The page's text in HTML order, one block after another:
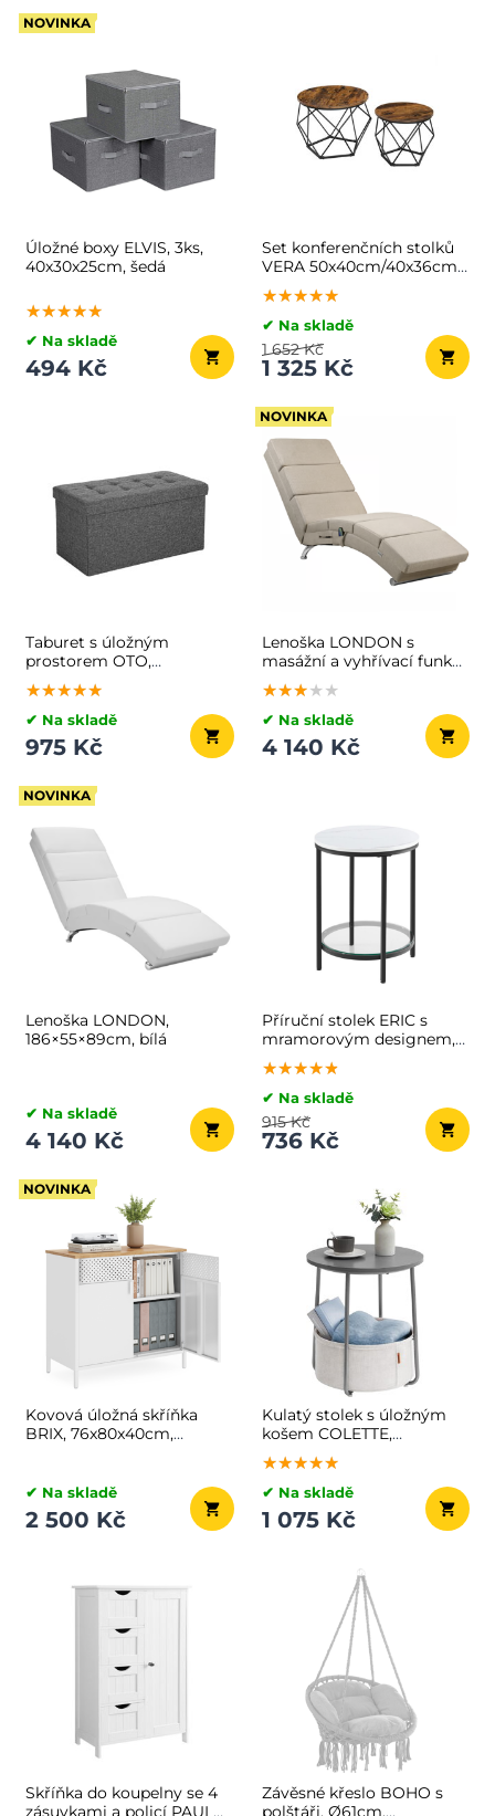
NOVINKA
Úložné boxy ELVIS, 3ks,
40x30x25cm, šedá
★★★★★
★★★★★
★★★★★
✔ Na skladě
494 Kč
Set konferenčních stolků
VERA 50x40cm/40x36cm,
hnědá/černá
★★★★★
★★★★★
★★★★★
✔ Na skladě
1 325 Kč
1 652 Kč
Taburet s úložným
prostorem OTO,
76x38x38cm, antracitová
★★★★★
★★★★★
★★★★★
✔ Na skladě
975 Kč
NOVINKA
Lenoška LONDON s
masážní a vyhřívací funkcí,
186×55×89cm, béžová
★★★★★
★★★★★
★★★★★
✔ Na skladě
4 140 Kč
NOVINKA
Lenoška LONDON,
186×55×89cm, bílá
✔ Na skladě
4 140 Kč
Příruční stolek ERIC s
mramorovým designem,
45x55cm, černá/bílá
★★★★★
★★★★★
★★★★★
✔ Na skladě
736 Kč
915 Kč
NOVINKA
Kovová úložná skříňka
BRIX, 76x80x40cm,
✔ Na skladě
2 500 Kč
Kulatý stolek s úložným
košem COLETTE,
45x50cm, šedá/bílá
★★★★★
★★★★★
★★★★★
✔ Na skladě
1 075 Kč
Skříňka do koupelny se 4
zásuvkami a policí PAULA,
Závěsné křeslo BOHO s
polštáři, Ø61cm,